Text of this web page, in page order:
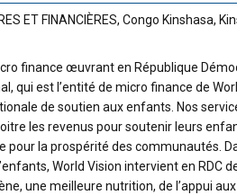
ET FINANCIÈRES, Congo Kinshasa,
finance œuvrant en République
qui est l’entité de micro finance de
de soutien aux enfants. Nos
les revenus pour soutenir leurs
pour la prospérité des communautés.
World Vision intervient en RDC
une meilleure nutrition, de l’appui